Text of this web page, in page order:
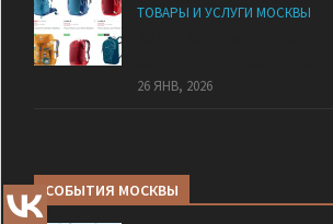
ТОВАРЫ И УСЛУГИ МОСКВЫ
26 ЯНВ, 2026
СОБЫТИЯ МОСКВЫ